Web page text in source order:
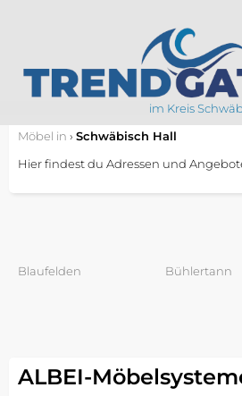
im Kreis
Möbel in › Schwäbisch Hall
Hier findest du Adressen und
Blaufelden Bühlertann
ALBEI-